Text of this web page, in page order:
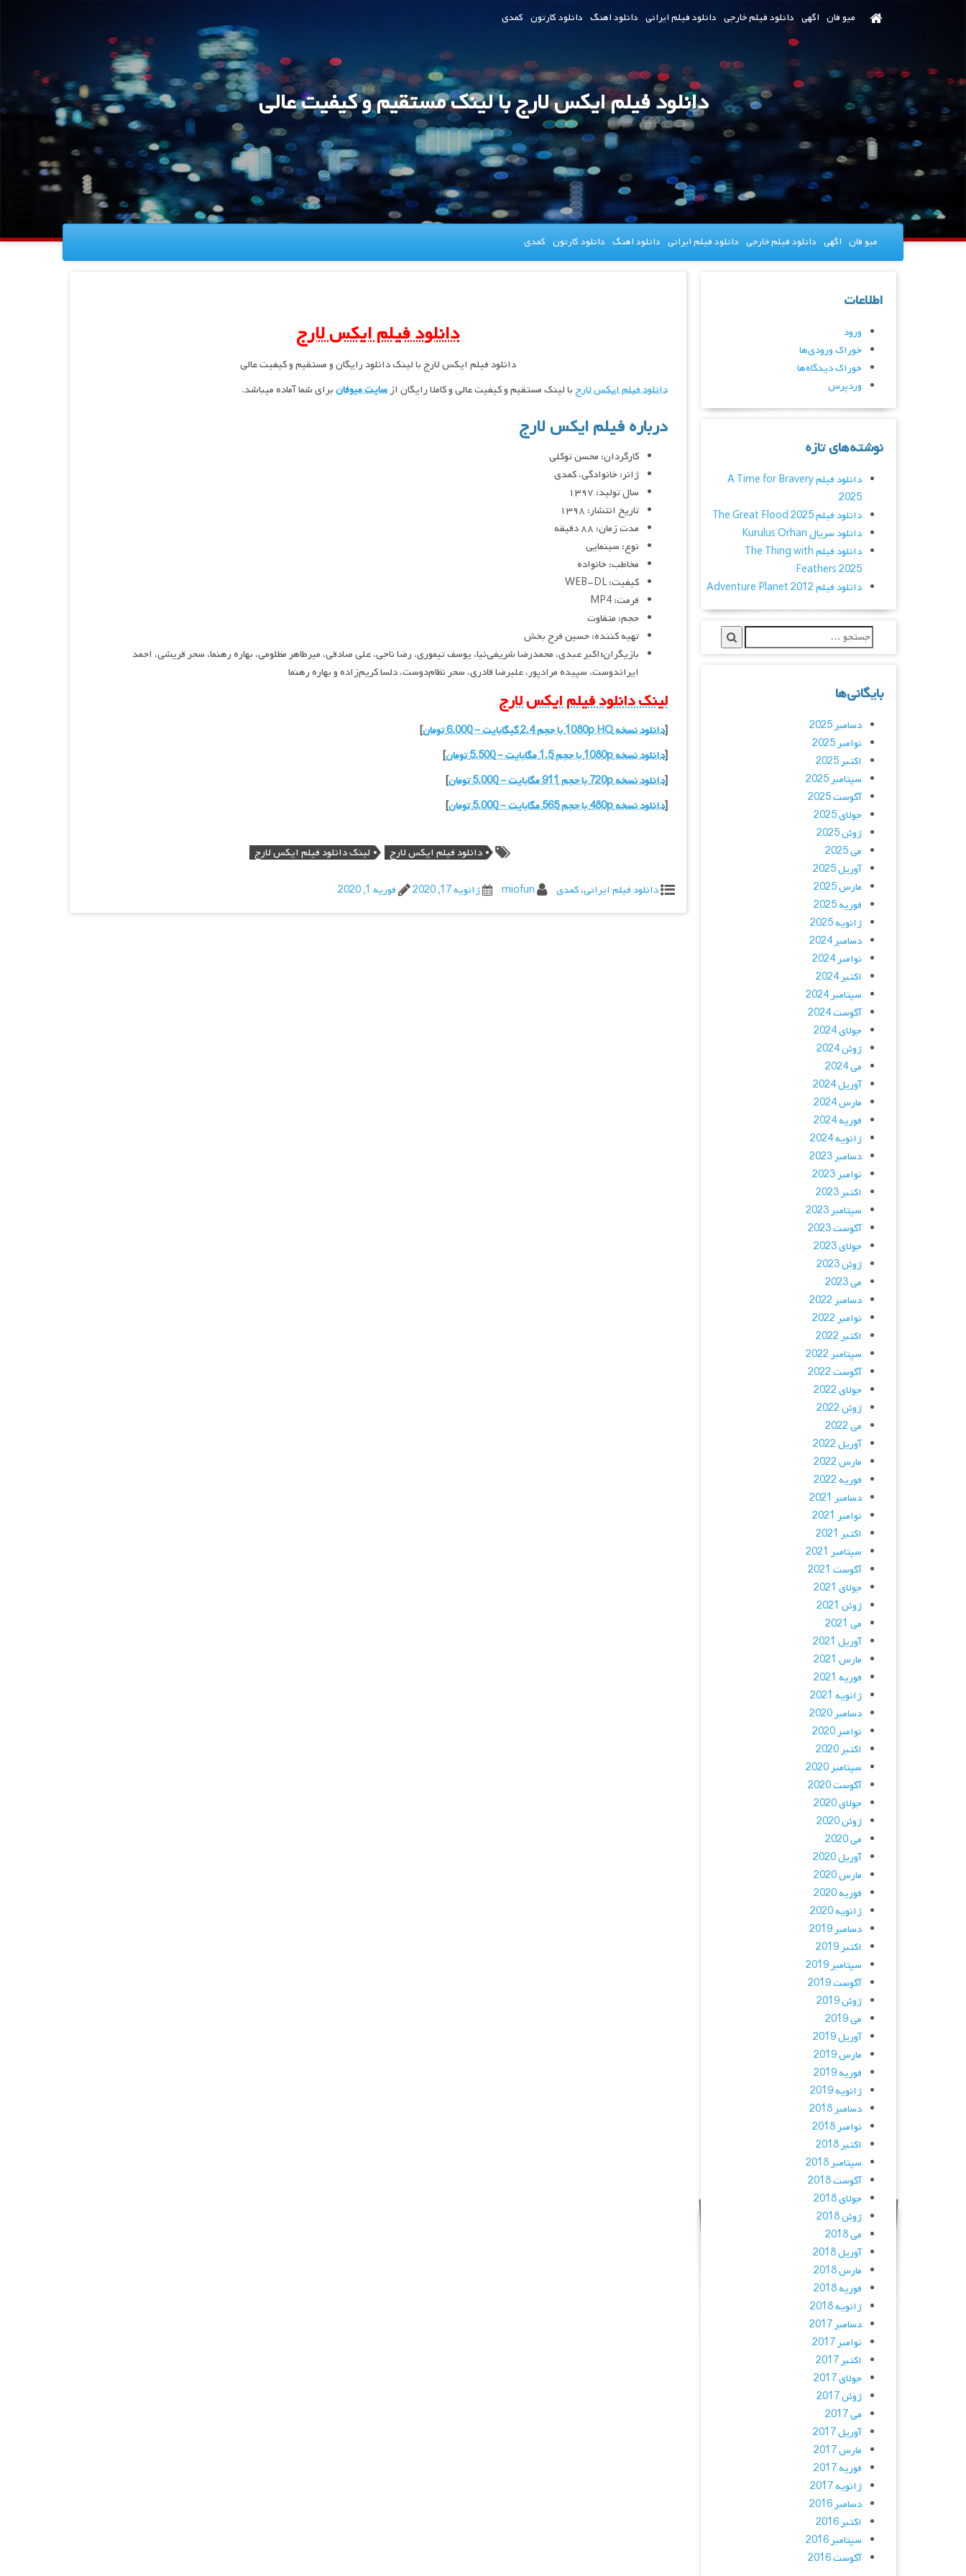
میو فان اگهی دانلود فیلم خارجی دانلود فیلم ایرانی دانلود اهنگ دانلود کارتون کمدی
دانلود فیلم ایکس لارج با لینک مستقیم و کیفیت عالی
میو فان اگهی دانلود فیلم خارجی دانلود فیلم ایرانی دانلود اهنگ دانلود کارتون کمدی
دانلود فیلم ایکس لارج
دانلود فیلم ایکس لارج با لینک دانلود رایگان و مستقیم و کیفیت عالی
دانلود فیلم ایکس لارجبا لینک مستقیم و کیفیت عالی و کاملا رایگان ازسایت میوفانبرای شما آماده میباشد.
درباره فیلم ایکس لارج
کارگردان: محسن توکلی
ژانر: خانوادگی، کمدی
سال تولید: ۱۳۹۷
تاریخ انتشار: ۱۳۹۸
مدت زمان: ۸۸ دقیقه
نوع: سینمایی
مخاطب: خانواده
کیفیت: WEB-DL
فرمت: MP4
حجم: متفاوت
تهیه کننده: حسین فرح بخش
بازیگران:اکبر عبدی، محمدرضا شریفی‌نیا، یوسف تیموری، رضا ناجی، علی صادقی، میرطاهر مظلومی، بهاره رهنما، سحر قریشی، احمد
ایراندوست، سپیده مرادپور، علیرضا قادری، سحر نظام‌دوست، دلسا کریم‌زاده و بهاره رهنما
لینک دانلود فیلم ایکس لارج
[دانلود نسخه 1080p HQ با حجم 2.4 گیگابایت – 6.000 تومان
]
[دانلود نسخه 1080p با حجم 1.5 مگابایت – 5.500 تومان
]
[دانلود نسخه 720p با حجم 911 مگابایت – 5.000 تومان
]
[دانلود نسخه 480p با حجم 565 مگابایت – 5.000 تومان ]
دانلود فیلم ایکس لارج لینک دانلود فیلم ایکس لارج
دانلود فیلم ایرانی،کمدی miofun ژانویه 17, 2020 فوریه 1, 2020
اطلاعات
ورود
خوراک ورودی‌ها
خوراک دیدگاه‌ها
وردپرس
نوشته‌های تازه
دانلود فیلم A Time for Bravery
2025
دانلود فیلم The Great Flood 2025
دانلود سریال Kurulus Orhan
دانلود فیلم The Thing with
Feathers 2025
دانلود فیلم Adventure Planet 2012
بایگانی‌ها
دسامبر 2025
نوامبر 2025
اکتبر 2025
سپتامبر 2025
آگوست 2025
جولای 2025
ژوئن 2025
می 2025
آوریل 2025
مارس 2025
فوریه 2025
ژانویه 2025
دسامبر 2024
نوامبر 2024
اکتبر 2024
سپتامبر 2024
آگوست 2024
جولای 2024
ژوئن 2024
می 2024
آوریل 2024
مارس 2024
فوریه 2024
ژانویه 2024
دسامبر 2023
نوامبر 2023
اکتبر 2023
سپتامبر 2023
آگوست 2023
جولای 2023
ژوئن 2023
می 2023
دسامبر 2022
نوامبر 2022
اکتبر 2022
سپتامبر 2022
آگوست 2022
جولای 2022
ژوئن 2022
می 2022
آوریل 2022
مارس 2022
فوریه 2022
دسامبر 2021
نوامبر 2021
اکتبر 2021
سپتامبر 2021
آگوست 2021
جولای 2021
ژوئن 2021
می 2021
آوریل 2021
مارس 2021
فوریه 2021
ژانویه 2021
دسامبر 2020
نوامبر 2020
اکتبر 2020
سپتامبر 2020
آگوست 2020
جولای 2020
ژوئن 2020
می 2020
آوریل 2020
مارس 2020
فوریه 2020
ژانویه 2020
دسامبر 2019
اکتبر 2019
سپتامبر 2019
آگوست 2019
ژوئن 2019
می 2019
آوریل 2019
مارس 2019
فوریه 2019
ژانویه 2019
دسامبر 2018
نوامبر 2018
اکتبر 2018
سپتامبر 2018
آگوست 2018
جولای 2018
ژوئن 2018
می 2018
آوریل 2018
مارس 2018
فوریه 2018
ژانویه 2018
دسامبر 2017
نوامبر 2017
اکتبر 2017
جولای 2017
ژوئن 2017
می 2017
آوریل 2017
مارس 2017
فوریه 2017
ژانویه 2017
دسامبر 2016
اکتبر 2016
سپتامبر 2016
آگوست 2016